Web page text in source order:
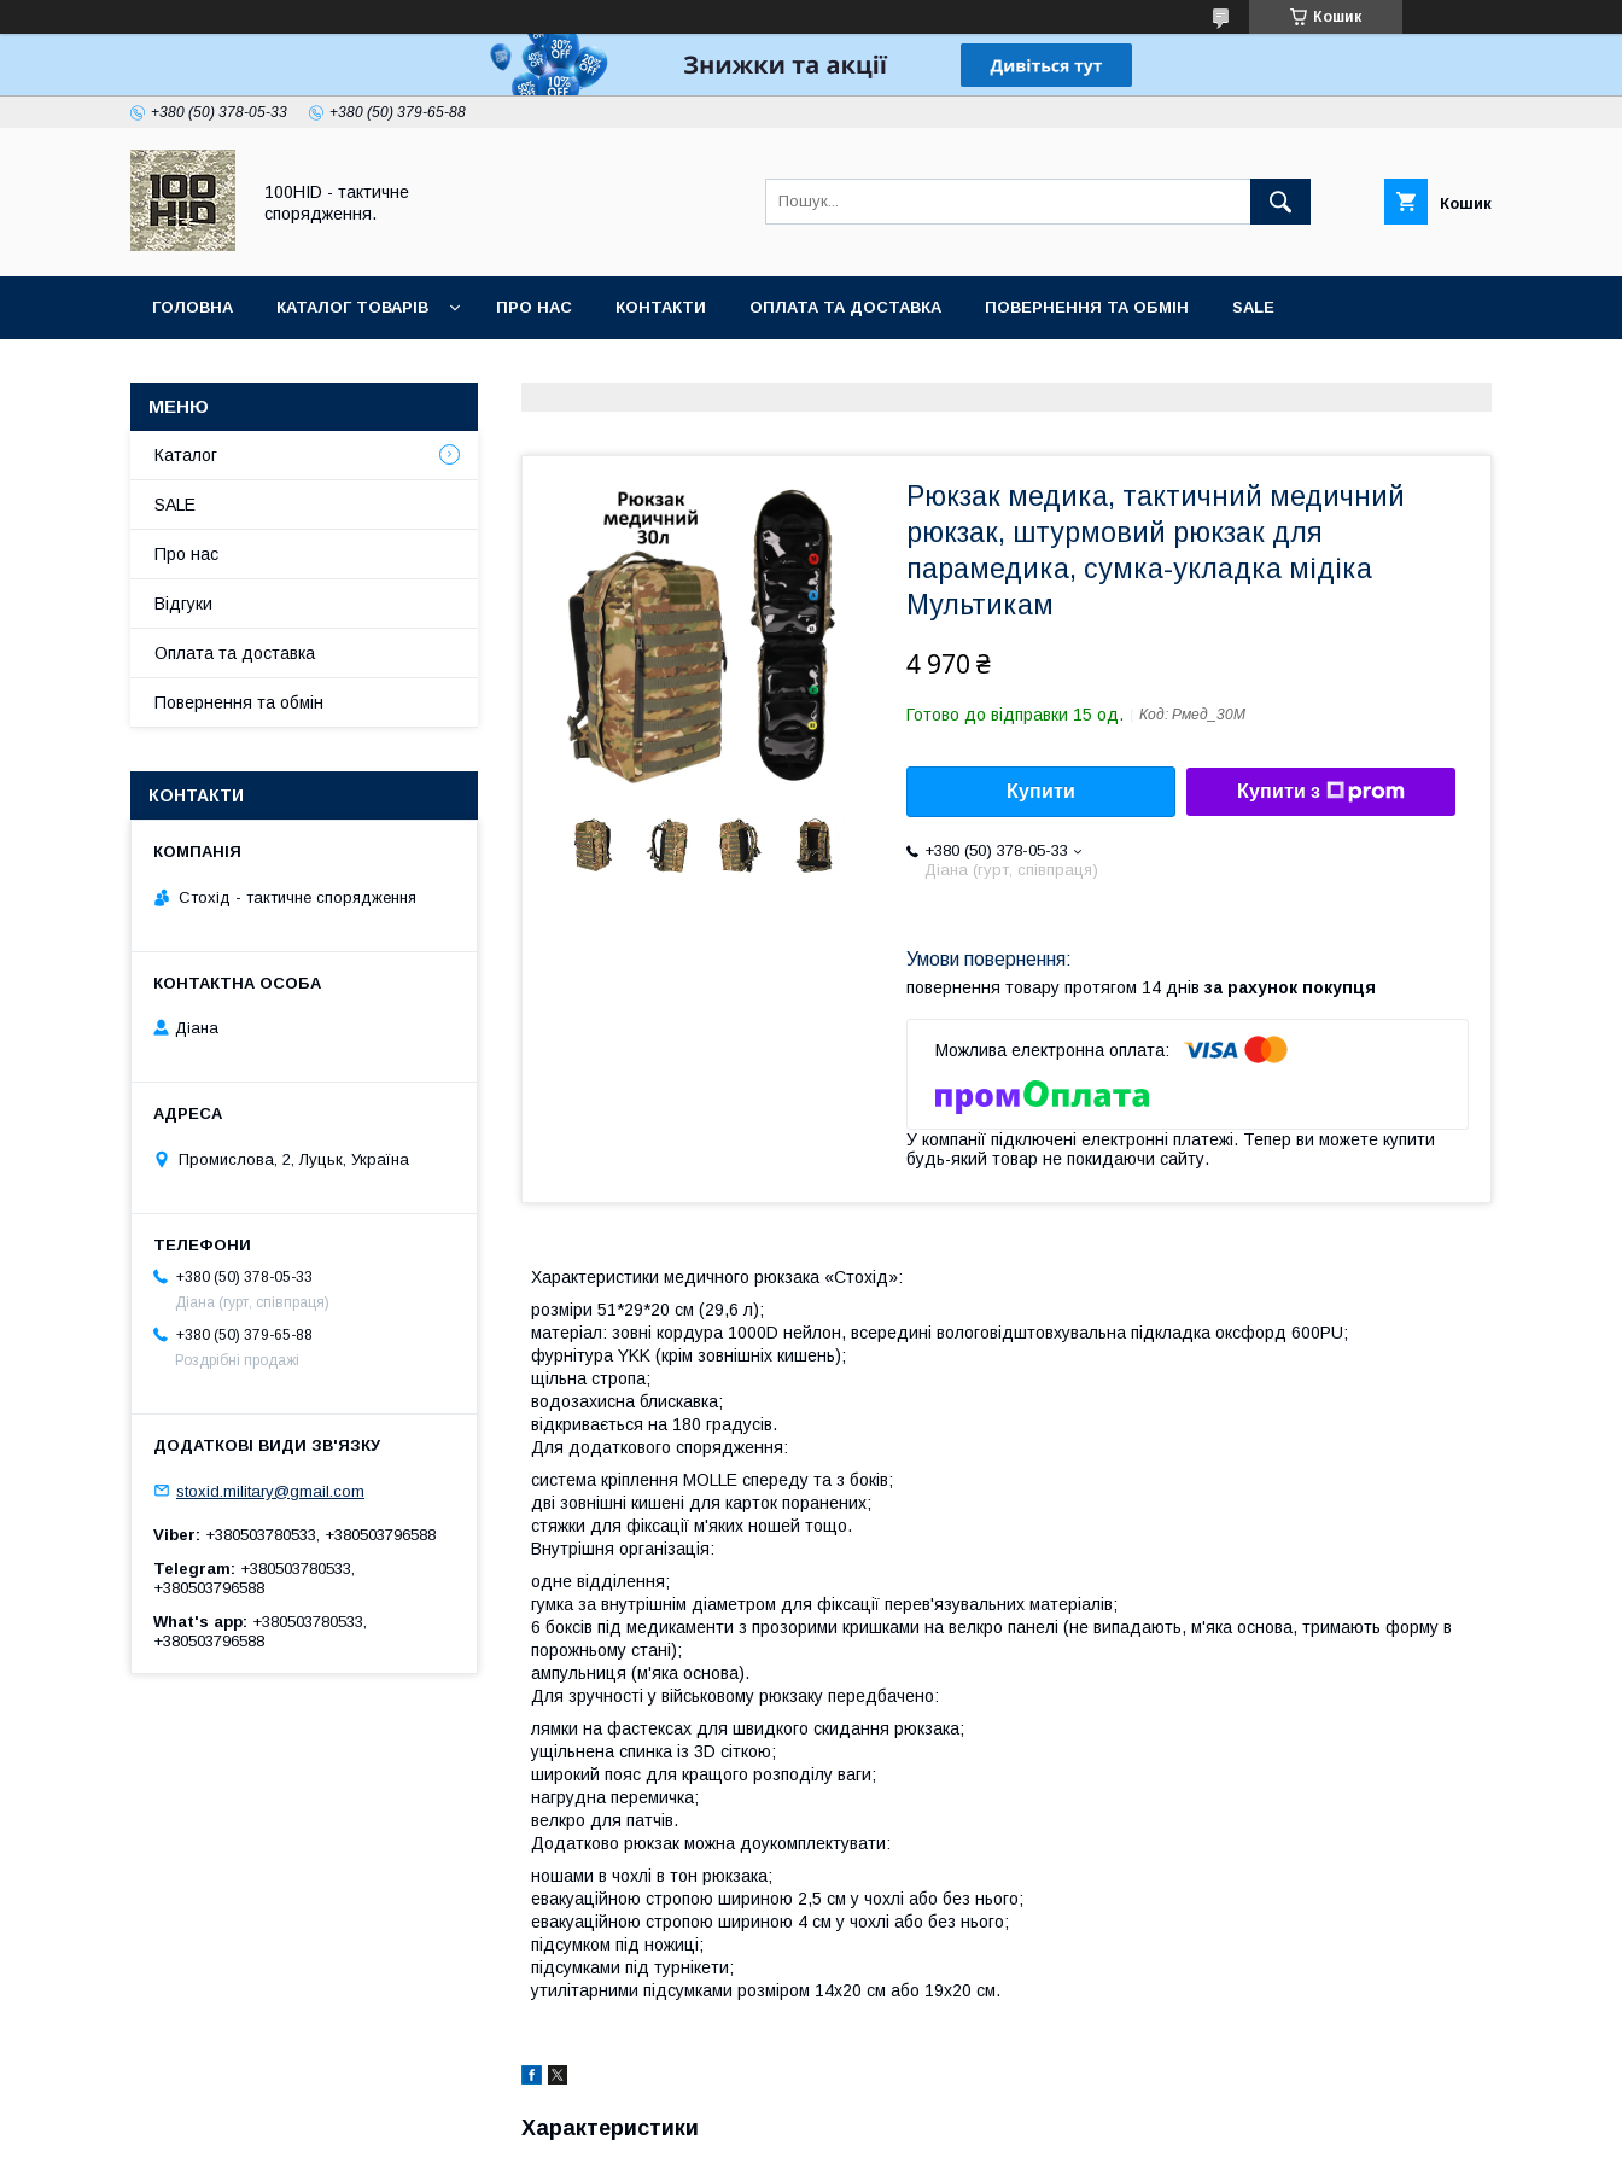
Кошик
+380 (50) 378-05-33 +380 (50) 379-65-88
100HID - тактичне
спорядження.
Кошик
ГОЛОВНА КАТАЛОГ ТОВАРІВ ПРО НАС КОНТАКТИ ОПЛАТА ТА ДОСТАВКА ПОВЕРНЕННЯ ТА ОБМІН SALE
Рюкзак медика, тактичний медичний
рюкзак, штурмовий рюкзак для
парамедика, сумка-укладка мідіка
Мультикам
4 970 ₴
Готово до відправки 15 од. Код: Рмед_30М
Купити Купити з
+380 (50) 378-05-33
Діана (гурт, співпраця)
повернення товару протягом 14 днів за рахунок покупця
У компанії підключені електронні платежі. Тепер ви можете купити
будь-який товар не покидаючи сайту.
Характеристики медичного рюкзака «Стохід»:
розміри 51*29*20 см (29,6 л);
матеріал: зовні кордура 1000D нейлон, всередині вологовідштовхувальна підкладка оксфорд 600PU;
фурнітура YKK (крім зовнішніх кишень);
щільна стропа;
водозахисна блискавка;
відкривається на 180 градусів.
Для додаткового спорядження:
система кріплення MOLLE спереду та з боків;
дві зовнішні кишені для карток поранених;
стяжки для фіксації м'яких ношей тощо.
Внутрішня організація:
одне відділення;
гумка за внутрішнім діаметром для фіксації перев'язувальних матеріалів;
6 боксів під медикаменти з прозорими кришками на велкро панелі (не випадають, м'яка основа, тримають форму в
порожньому стані);
ампульниця (м'яка основа).
Для зручності у військовому рюкзаку передбачено:
лямки на фастексах для швидкого скидання рюкзака;
ущільнена спинка із 3D сіткою;
широкий пояс для кращого розподілу ваги;
нагрудна перемичка;
велкро для патчів.
Додатково рюкзак можна доукомплектувати:
ношами в чохлі в тон рюкзака;
евакуаційною стропою шириною 2,5 см у чохлі або без нього;
евакуаційною стропою шириною 4 см у чохлі або без нього;
підсумком під ножиці;
підсумками під турнікети;
утилітарними підсумками розміром 14х20 см або 19х20 см.
Характеристики
Каталог
SALE
Про нас
Відгуки
Оплата та доставка
Повернення та обмін
КОНТАКТИ
Стохід - тактичне спорядження
Діана
Промислова, 2, Луцьк, Україна
+380 (50) 378-05-33
Діана (гурт, співпраця)
+380 (50) 379-65-88
Роздрібні продажі
stoxid.military@gmail.com
Viber
+380503780533, +380503796588
Telegram
+380503780533,
+380503796588
What's app +380503780533,
+380503796588